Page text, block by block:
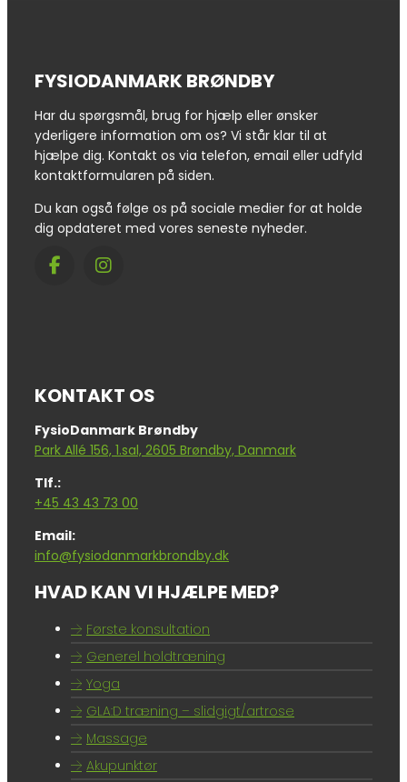
FYSIODANMARK BRØNDBY
Har du spørgsmål, brug for hjælp eller ønsker
yderligere information om os? Vi står klar til at
hjælpe dig. Kontakt os via telefon, email eller udfyld
kontaktformularen på siden.
Du kan også følge os på sociale medier for at holde
dig opdateret med vores seneste nyheder.
KONTAKT OS
FysioDanmark Brøndby
Park Allé 156, 1.sal, 2605 Brøndby, Danmark
Tlf.:
+45 43 43 73 00
Email:
info@fysiodanmarkbrondby.dk
HVAD KAN VI HJÆLPE MED?
Første konsultation
Generel holdtræning
Yoga
GLA:D træning – slidgigt/artrose
Massage
Akupunktør